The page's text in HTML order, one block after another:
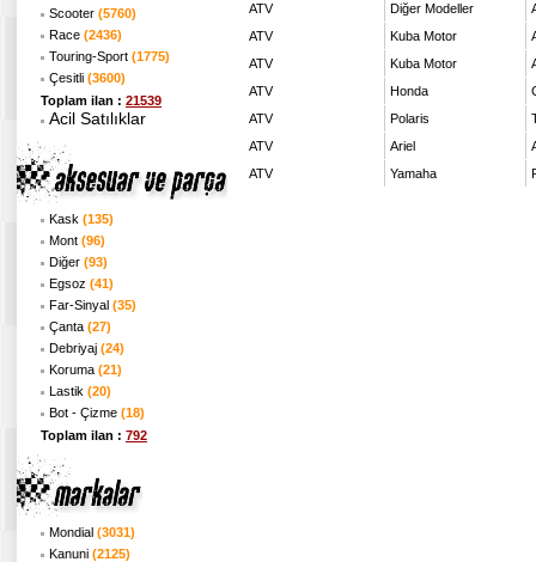
Scooter (5760)
Race (2436)
Touring-Sport (1775)
Çesitli (3600)
Toplam ilan : 21539
Acil Satılıklar
Kask (135)
Mont (96)
Diğer (93)
Egsoz (41)
Far-Sinyal (35)
Çanta (27)
Debriyaj (24)
Koruma (21)
Lastik (20)
Bot - Çizme (18)
Toplam ilan : 792
Mondial (3031)
Kanuni (2125)
ATV
Diğer Modeller
ATV
Kuba Motor
ATV
Kuba Motor
ATV
Honda
ATV
Polaris
ATV
Ariel
ATV
Yamaha